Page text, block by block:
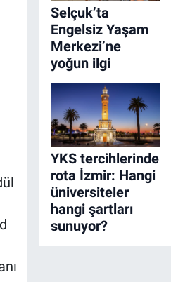
Selçuk’ta
Engelsiz Yaşam
Merkezi’ne
yoğun ilgi
YKS tercihlerinde
rota İzmir: Hangi
üniversiteler
hangi şartları
sunuyor?